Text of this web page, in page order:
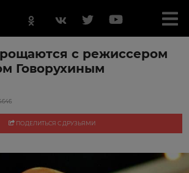
с режиссером
Говорухиным
ПОДЕЛИТЬСЯ С ДРУЗЬЯМИ